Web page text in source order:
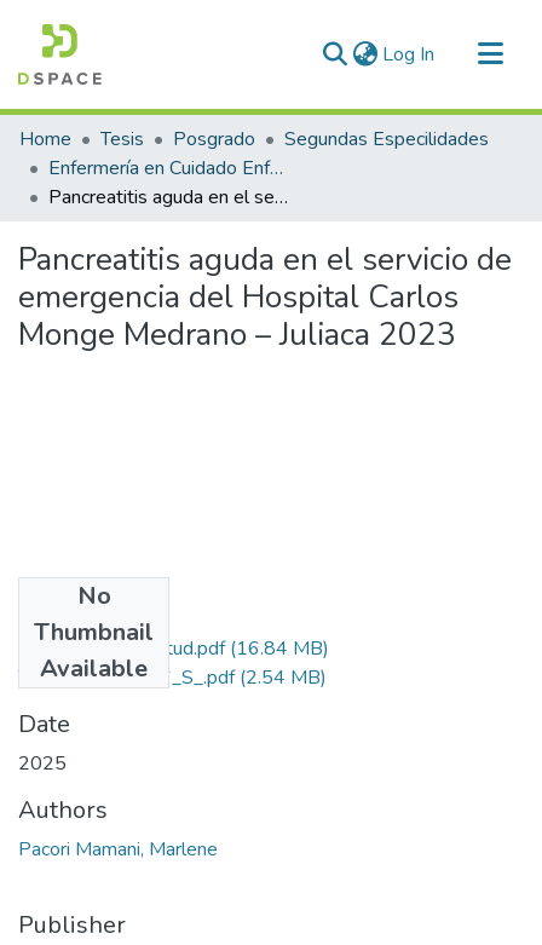
Log In (current)
Communities & Collections
All of DSpace
Statistics
Home Tesis Posgrado
Segundas Especilidades
Enfermería en Cuidado Enfermero en Emergencias y Desastres
Pancreatitis aguda en el servicio de emergencia del Hospital Carlos Monge Medrano – Juliaca 2023
Pancreatitis aguda en el servicio de
emergencia del Hospital Carlos
Monge Medrano – Juliaca 2023
No
Thumbnail
Available
Grado de Similitud.pdf(16.84 MB)
T036_29571696_S_.pdf(2.54 MB)
Date
2025
Authors
Pacori Mamani, Marlene
Publisher